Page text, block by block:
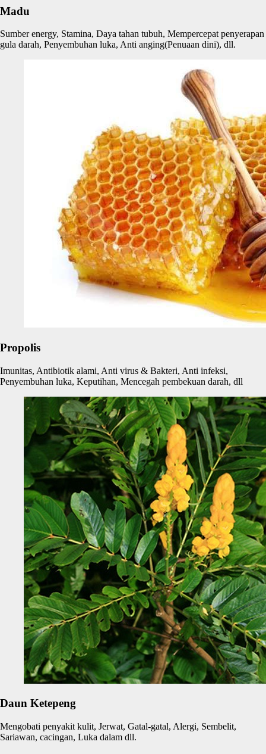
Madu
Sumber energy, Stamina, Daya tahan tubuh, Mempercepat penyerapan
gula darah, Penyembuhan luka, Anti anging(Penuaan dini), dll.
Propolis
Imunitas, Antibiotik alami, Anti virus & Bakteri, Anti infeksi,
Penyembuhan luka, Keputihan, Mencegah pembekuan darah, dll
Daun Ketepeng
Mengobati penyakit kulit, Jerwat, Gatal-gatal, Alergi, Sembelit,
Sariawan, cacingan, Luka dalam dll.